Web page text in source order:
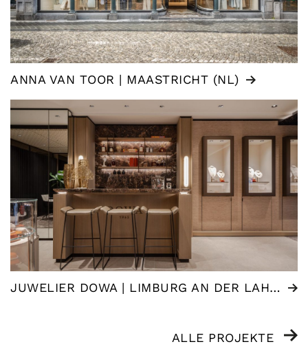
ANNA VAN TOOR | MAASTRICHT (NL)
JUWELIER DOWA | LIMBURG AN DER LAHN (DE)
ALLE PROJEKTE